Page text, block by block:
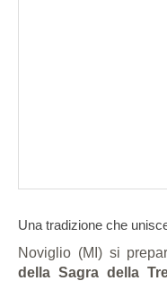
Una tradizione che
Noviglio (MI) si
della Sagra della